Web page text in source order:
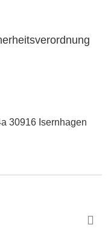
30916 Isernhagen